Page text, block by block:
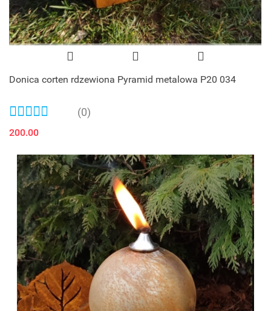
Donica corten rdzewiona Pyramid metalowa P20 034
(0)
200.00